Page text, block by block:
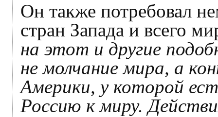
Он также потребовал
стран Запада и всего
на этот и другие
не молчание мира, а
Америки, у которой
Россию к миру.